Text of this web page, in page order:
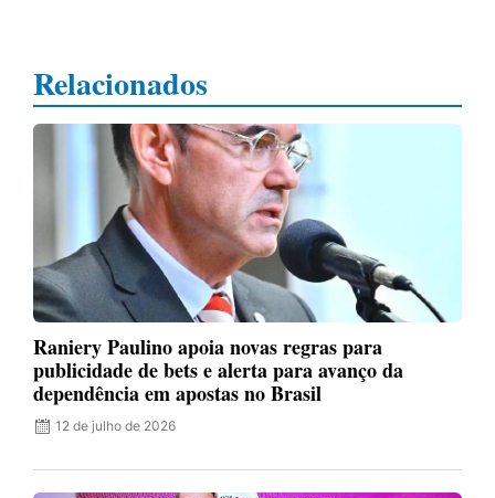
Relacionados
Raniery Paulino apoia novas regras para
publicidade de bets e alerta para avanço da
dependência em apostas no Brasil
12 de julho de 2026